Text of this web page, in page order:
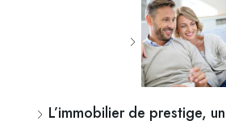
L’immobilier de prestige,